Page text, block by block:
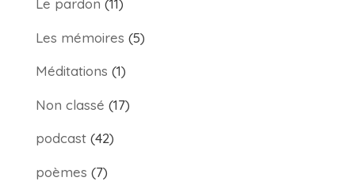
Le pardon (11)
Les mémoires (5)
Méditations (1)
Non classé (17)
podcast(42)
poèmes (7)